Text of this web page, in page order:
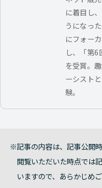
に着目し
うになっ
にフォー
し、「第
を受賞。
ーシスト
験。
記事の内容は、記事公開
閲覧いただいた時点では
いますので、あらかじめ